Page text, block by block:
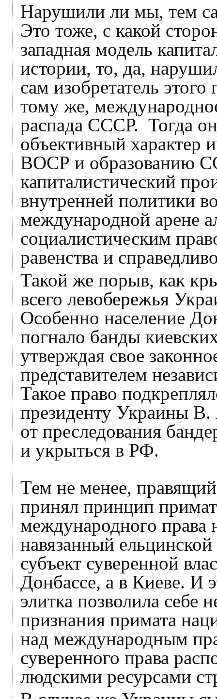
Нарушили ли мы, тем
Это тоже, с какой
западная модель
истории, то, да,
сам изобретатель
тому же,
распада СССР. Тогда
объективный характер
ВОСР и образованию
капиталистический
внутренней политики
международной арене
социалистическим
равенства и
Такой же порыв, как
всего левобережья
Особенно население
погнало банды
утверждая свое
представителем
Такое право
президенту Украины В.
от преследования
и укрыться в РФ.
Тем не менее,
принял принцип
международного права
навязанный
субъект суверенной
Донбассе, а в Киеве. И
элитка позволила себе
признания примата
над международным
суверенного права
людскими ресурсами